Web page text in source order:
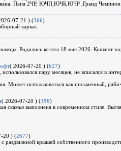
Папа 2ЧР, ЮЧП,ЮЧБ,ЮЧР ,Гранд Чемпион
07-21 ) (366)
каркас.
Родились котята 18 мая 2026. Кушают
( 2026-07-20 ) (627)
пару месяцев, не вписался в
Может использоваться как письменный,
( 2026-07-20 ) (390)
скамья выполнена в современном стиле.
20 ) (2677)
раздвижной крышей собственного